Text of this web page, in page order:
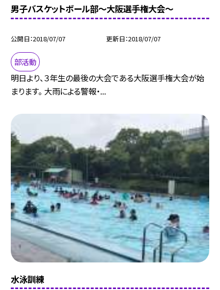
男子バスケットボール部〜大阪選手権大会〜
公開日 2018/07/07 更新日 2018/07/07
部活動
明日より、３年生の最後の大会である大阪選手権大会が始
まります。 大雨による警報・...
水泳訓練